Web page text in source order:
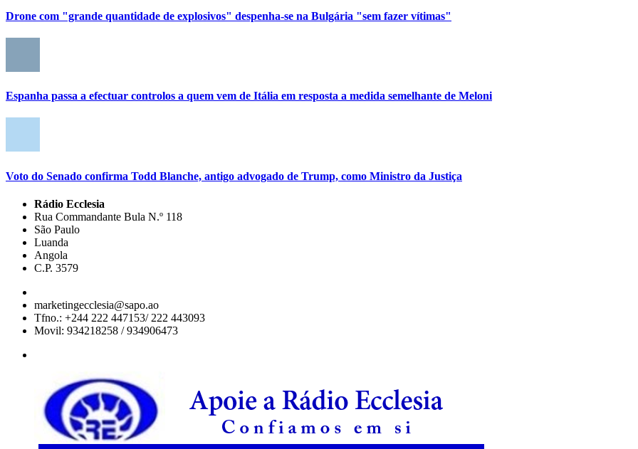
Drone com "grande quantidade de explosivos" despenha-se na Bulgária "sem fazer vítimas"
Espanha passa a efectuar controlos a quem vem de Itália em resposta a medida semelhante de Meloni
Voto do Senado confirma Todd Blanche, antigo advogado de Trump, como Ministro da Justiça
Rádio Ecclesia
Rua Commandante Bula N.º 118
São Paulo
Luanda
Angola
C.P. 3579
marketingecclesia@sapo.ao
Tfno.: +244 222 447153/ 222 443093
Movil: 934218258 / 934906473